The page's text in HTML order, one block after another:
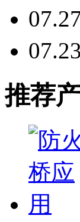
07.23
推荐